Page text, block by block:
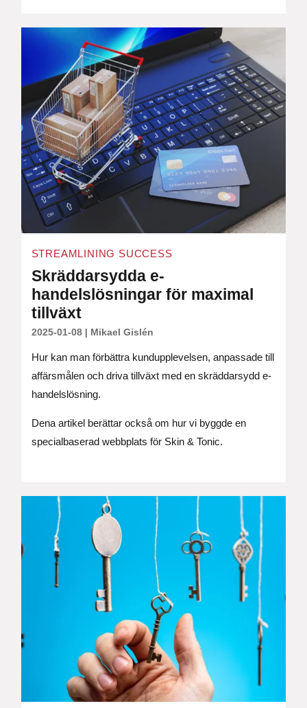
STREAMLINING SUCCESS
Skräddarsydda e-
handelslösningar för maximal
tillväxt
2025-01-08| Mikael Gislén
Hur kan man förbättra kundupplevelsen, anpassade till
affärsmålen och driva tillväxt med en skräddarsydd e-
handelslösning.
Dena artikel berättar också om hur vi byggde en
specialbaserad webbplats för Skin & Tonic.